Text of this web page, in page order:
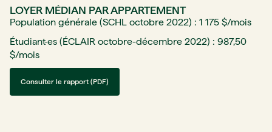
LOYER MÉDIAN PAR APPARTEMENT
Population générale (SCHL octobre 2022) : 1 175 $/mois
Étudiant·es (ÉCLAIR octobre-décembre 2022) : 987,50
$/mois
Consulter le rapport (PDF)